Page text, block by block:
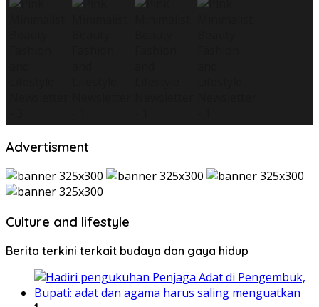
Advertisment
Culture and lifestyle
Berita terkini terkait budaya dan gaya hidup